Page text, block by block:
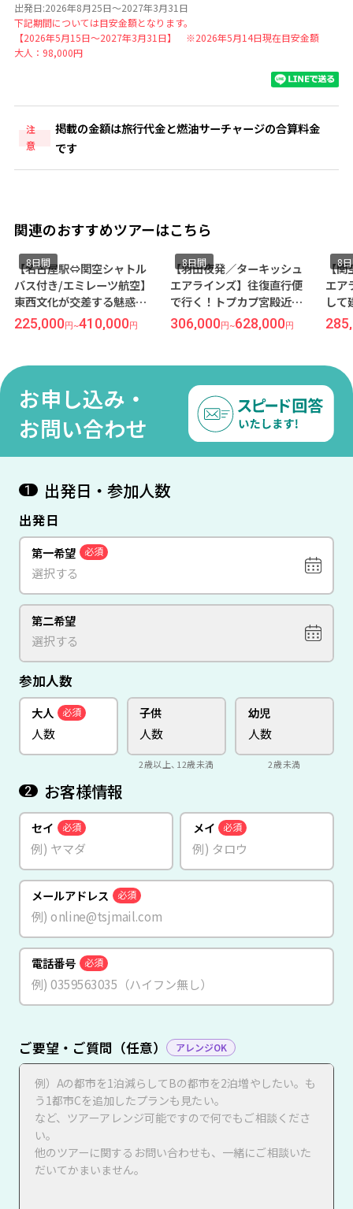
出発日:2026年8月25日～2027年3月31日
下記期間については目安金額となります。
【2026年5月15日～2027年3月31日】 ※2026年5月14日現在目安金額
大人：98,000円
注
意
掲載の金額は旅行代金と燃油サーチャージの合算料金
です
関連のおすすめツアーはこちら
【名古屋駅⇔関空シャトル
バス付き/エミレーツ航空】
東西文化が交差する魅惑の
古都＜イスタンブール＞8日
間（価格重視ホテル利用）
8日間
225,000円~410,000円
【羽田夜発／ターキッシュ
エアラインズ】往復直行便
で行く！トプカプ宮殿近く
の5ッ星ホテル『スルターニ
ャ』指定◆ヨーロッパとア
所満載の都市＜イスタンブ
ール＞8日間
8日間
306,000円~628,000円
【
エア
して
ナッ
ル
8
お申し込み・
お問い合わせ
1 出発日・参加人数
出発日
第一希望 必須
第二希望
参加人数
大人 必須 子供
2歳以上、12歳未満
幼児
2歳未満
2 お客様情報
セイ 必須 メイ 必須
メールアドレス 必須
電話番号 必須
ご要望・ご質問（任意） アレンジOK